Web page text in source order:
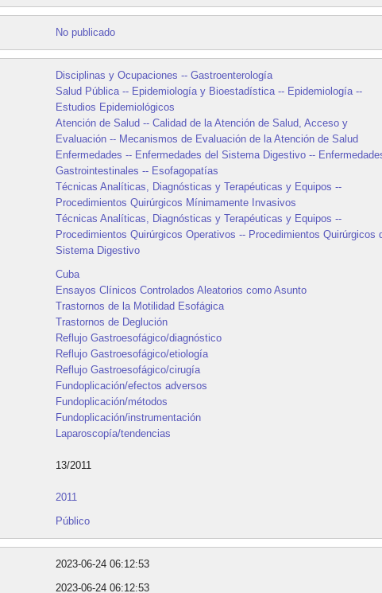
No publicado
Disciplinas y Ocupaciones -- Gastroenterología
Salud Pública -- Epidemiología y Bioestadística -- Epidemiología --
Estudios Epidemiológicos
Atención de Salud -- Calidad de la Atención de Salud, Acceso y
Evaluación -- Mecanismos de Evaluación de la Atención de Salud
Enfermedades -- Enfermedades del Sistema Digestivo --
Gastrointestinales -- Esofagopatías
Técnicas Analíticas, Diagnósticas y Terapéuticas y Equipos --
Procedimientos Quirúrgicos Mínimamente Invasivos
Técnicas Analíticas, Diagnósticas y Terapéuticas y Equipos --
Procedimientos Quirúrgicos Operativos -- Procedimientos Quirúrgicos
Sistema Digestivo
Cuba
Ensayos Clínicos Controlados Aleatorios como Asunto
Trastornos de la Motilidad Esofágica
Trastornos de Deglución
Reflujo Gastroesofágico/diagnóstico
Reflujo Gastroesofágico/etiología
Reflujo Gastroesofágico/cirugía
Fundoplicación/efectos adversos
Fundoplicación/métodos
Fundoplicación/instrumentación
Laparoscopía/tendencias
13/2011
2011
Público
2023-06-24 06:12:53
2023-06-24 06:12:53